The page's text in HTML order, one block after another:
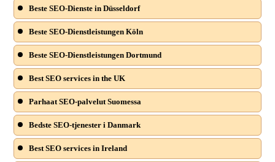
Beste SEO-Dienste in Düsseldorf
Beste SEO-Dienstleistungen Köln
Beste SEO-Dienstleistungen Dortmund
Best SEO services in the UK
Parhaat SEO-palvelut Suomessa
Bedste SEO-tjenester i Danmark
Best SEO services in Ireland